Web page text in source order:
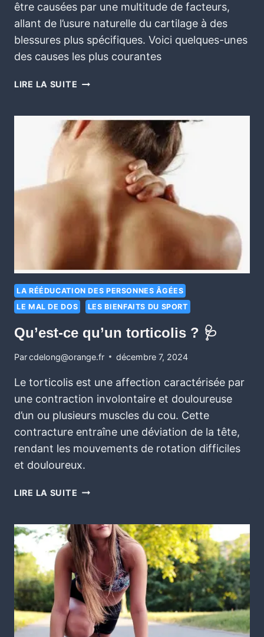
être causées par une multitude de facteurs,
allant de l’usure naturelle du cartilage à des
blessures plus spécifiques. Voici quelques-unes
des causes les plus courantes
LIRE LA SUITE
LA RÉÉDUCATION DES PERSONNES ÂGÉES
LE MAL DE DOS
LES BIENFAITS DU SPORT
Qu’est-ce qu’un torticolis ? 🩺
Parcdelong@orange.fr décembre 7, 2024
Le torticolis est une affection caractérisée par
une contraction involontaire et douloureuse
d’un ou plusieurs muscles du cou. Cette
contracture entraîne une déviation de la tête,
rendant les mouvements de rotation difficiles
et douloureux.
LIRE LA SUITE